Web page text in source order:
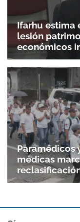
Ifarhu estima
lesión
económicos
Paramédicos
médicas